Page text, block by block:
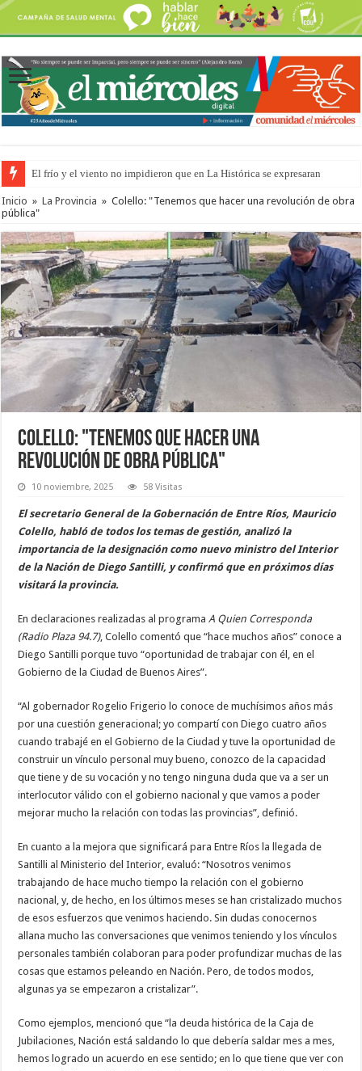
El frío y el viento no impidieron que en La Histórica se expresaran
OSER: Frigerio aseguró que mejoraron el servicio, redujeron el déficit en
Inicio » La Provincia » Colello: "Tenemos que hacer una revolución de obra
pública"
Colello: "Tenemos que hacer una
revolución de obra pública"
10 noviembre, 2025 58 Visitas
El secretario General de la Gobernación de Entre Ríos, Mauricio
Colello, habló de todos los temas de gestión, analizó la
importancia de la designación como nuevo ministro del Interior
de la Nación de Diego Santilli, y confirmó que en próximos días
visitará la provincia.
En declaraciones realizadas al programaA Quien Corresponda
(Radio Plaza 94.7), Colello comentó que “hace muchos años” conoce a
Diego Santilli porque tuvo “oportunidad de trabajar con él, en el
Gobierno de la Ciudad de Buenos Aires”.
“Al gobernador Rogelio Frigerio lo conoce de muchísimos años más
por una cuestión generacional; yo compartí con Diego cuatro años
cuando trabajé en el Gobierno de la Ciudad y tuve la oportunidad de
construir un vínculo personal muy bueno, conozco de la capacidad
que tiene y de su vocación y no tengo ninguna duda que va a ser un
interlocutor válido con el gobierno nacional y que vamos a poder
mejorar mucho la relación con todas las provincias”, definió.
En cuanto a la mejora que significará para Entre Ríos la llegada de
Santilli al Ministerio del Interior, evaluó: “Nosotros venimos
trabajando de hace mucho tiempo la relación con el gobierno
nacional, y, de hecho, en los últimos meses se han cristalizado muchos
de esos esfuerzos que venimos haciendo. Sin dudas conocernos
allana mucho las conversaciones que venimos teniendo y los vínculos
personales también colaboran para poder profundizar muchas de las
cosas que estamos peleando en Nación. Pero, de todos modos,
algunas ya se empezaron a cristalizar”.
Como ejemplos, mencionó que “la deuda histórica de la Caja de
Jubilaciones, Nación está saldando lo que debería saldar mes a mes,
hemos logrado un acuerdo en ese sentido; en lo que tiene que ver con